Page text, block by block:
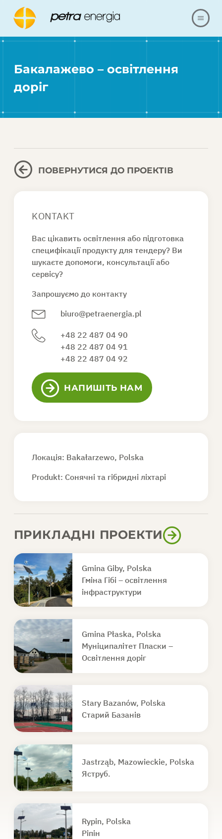
ПИТАННЯ ТА ВІДПОВІДІ
ЗАПИТ ПРОПОЗИЦІЇ
Бакалажево – освітлення
доріг
ПОВЕРНУТИСЯ ДО ПРОЕКТІВ
KONTAKT
Вас цікавить освітлення або підготовка
специфікації продукту для тендеру? Ви
шукаєте допомоги, консультації або
сервісу?
Запрошуємо до контакту
biuro@petraenergia.pl
+48 22 487 04 90
+48 22 487 04 91
+48 22 487 04 92
НАПИШІТЬ НАМ
Локація: Bakałarzewo, Polska
Produkt: Сонячні та гібридні ліхтарі
ПРИКЛАДНІ ПРОЕКТИ
Gmina Giby, Polska
Гміна Гібі – освітлення
інфраструктури
Gmina Płaska, Polska
Муніципалітет Пласки –
Освітлення доріг
Stary Bazanów, Polska
Старий Базанів
Jastrząb, Mazowieckie, Polska
Яструб.
Rypin, Polska
Ріпін